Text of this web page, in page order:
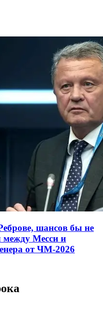
шансов бы не
Месси и
от ЧМ-2026